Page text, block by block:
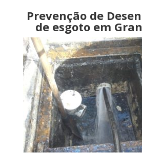
Prevenção de
de esgoto em